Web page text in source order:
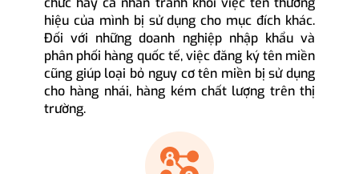
hiệu của mình bị sử dụng cho mục đích khác.
Đối với những doanh nghiệp nhập khẩu và
phân phối hàng quốc tế, việc đăng ký tên miền
cũng giúp loại bỏ nguy cơ tên miền bị sử dụng
cho hàng nhái, hàng kém chất lượng trên thị
trường.